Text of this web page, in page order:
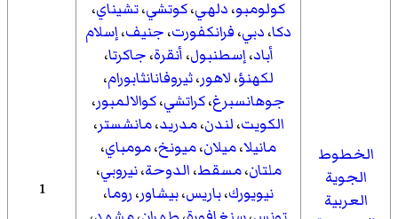
الخطوط
الجوية
العربية
كولومبو،دلهي،كوتشي،تشيناي،
دكا،دبي،فرانكفورت،جنيف،إسلام
أباد،إسطنبول،أنقرة،جاكرتا،
لكهنؤ،لاهور،ثيروفانانثابورام،
جوهانسبرغ،كراتشي،كوالالمبور،
الكويت،لندن،مدريد،مانشستر،
مانيلا،ميلان،ميونخ،مومباي،
ملتان،مسقط،الدوحة،نيروبي،
نيويورك،باريس،بيشاور،روما،
1